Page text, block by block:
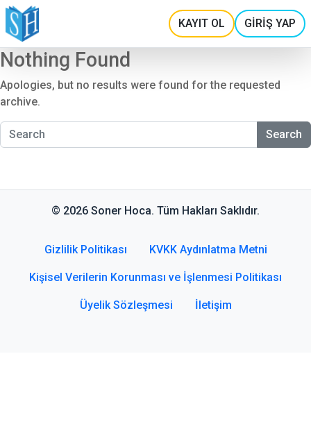
KAYIT OL GİRİŞ YAP
Nothing Found
Apologies, but no results were found for the requested
archive.
Search
© 2026 Soner Hoca. Tüm Hakları Saklıdır.
Gizlilik Politikası KVKK Aydınlatma Metni
Kişisel Verilerin Korunması ve İşlenmesi Politikası
Üyelik Sözleşmesi İletişim